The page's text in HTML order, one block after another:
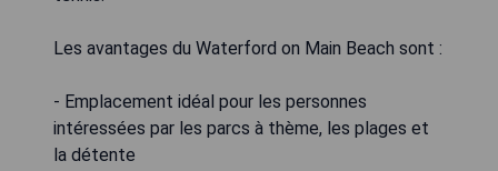
Les avantages du Waterford on Main Beach sont :
- Emplacement idéal pour les personnes
intéressées par les parcs à thème, les plages et
la détente